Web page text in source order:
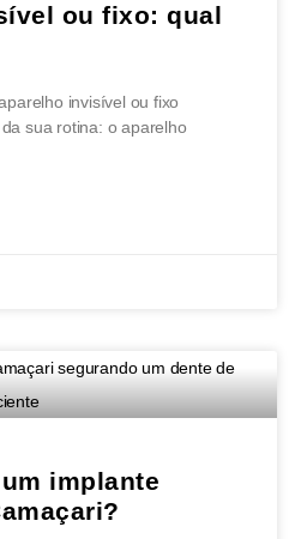
ou fixo: qual
invisível ou fixo
sua rotina: o aparelho
implante